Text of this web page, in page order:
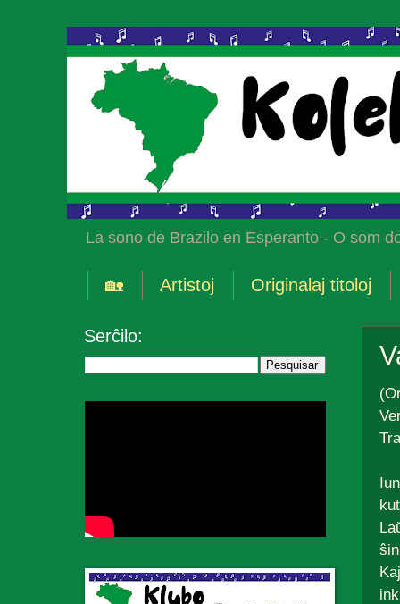
La sono de Brazilo en Esperanto - O som
🏡 Artistoj Originalaj titoloj
ŝin
Serĉilo: